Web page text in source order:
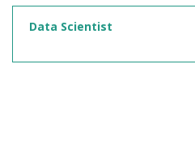
Data Scientist